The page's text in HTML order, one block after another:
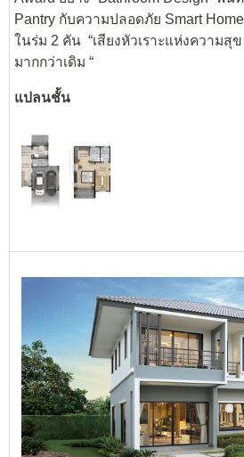
Pantry กับความปลอดภัย Smart
ในร่ม 2 คัน “เสียงหัวเราะแห่งความ
มากกว่าเดิม “
แปลนชั้น